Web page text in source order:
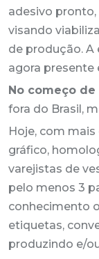
adesivo
visando
de produção. A
agora presente
No começo de
fora do Brasil,
Hoje, com
gráfico,
varejistas de
pelo menos 3
conhecimento
etiquetas,
produzindo e/